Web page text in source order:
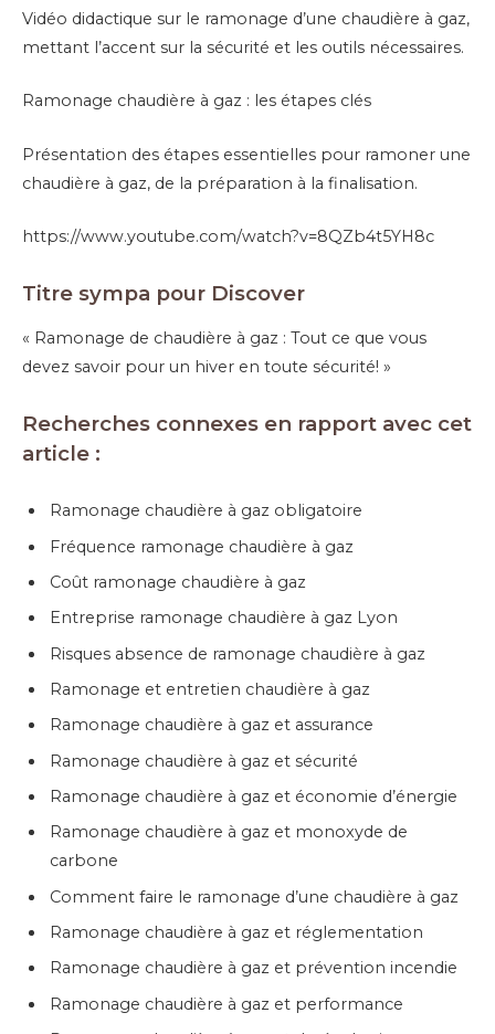
Vidéo didactique sur le ramonage d’une chaudière à gaz,
mettant l’accent sur la sécurité et les outils nécessaires.
Ramonage chaudière à gaz : les étapes clés
Présentation des étapes essentielles pour ramoner une
chaudière à gaz, de la préparation à la finalisation.
https://www.youtube.com/watch?v=8QZb4t5YH8c
Titre sympa pour Discover
« Ramonage de chaudière à gaz : Tout ce que vous
devez savoir pour un hiver en toute sécurité! »
Recherches connexes en rapport avec cet
article :
Ramonage chaudière à gaz obligatoire
Fréquence ramonage chaudière à gaz
Coût ramonage chaudière à gaz
Entreprise ramonage chaudière à gaz Lyon
Risques absence de ramonage chaudière à gaz
Ramonage et entretien chaudière à gaz
Ramonage chaudière à gaz et assurance
Ramonage chaudière à gaz et sécurité
Ramonage chaudière à gaz et économie d’énergie
Ramonage chaudière à gaz et monoxyde de
carbone
Comment faire le ramonage d’une chaudière à gaz
Ramonage chaudière à gaz et réglementation
Ramonage chaudière à gaz et prévention incendie
Ramonage chaudière à gaz et performance